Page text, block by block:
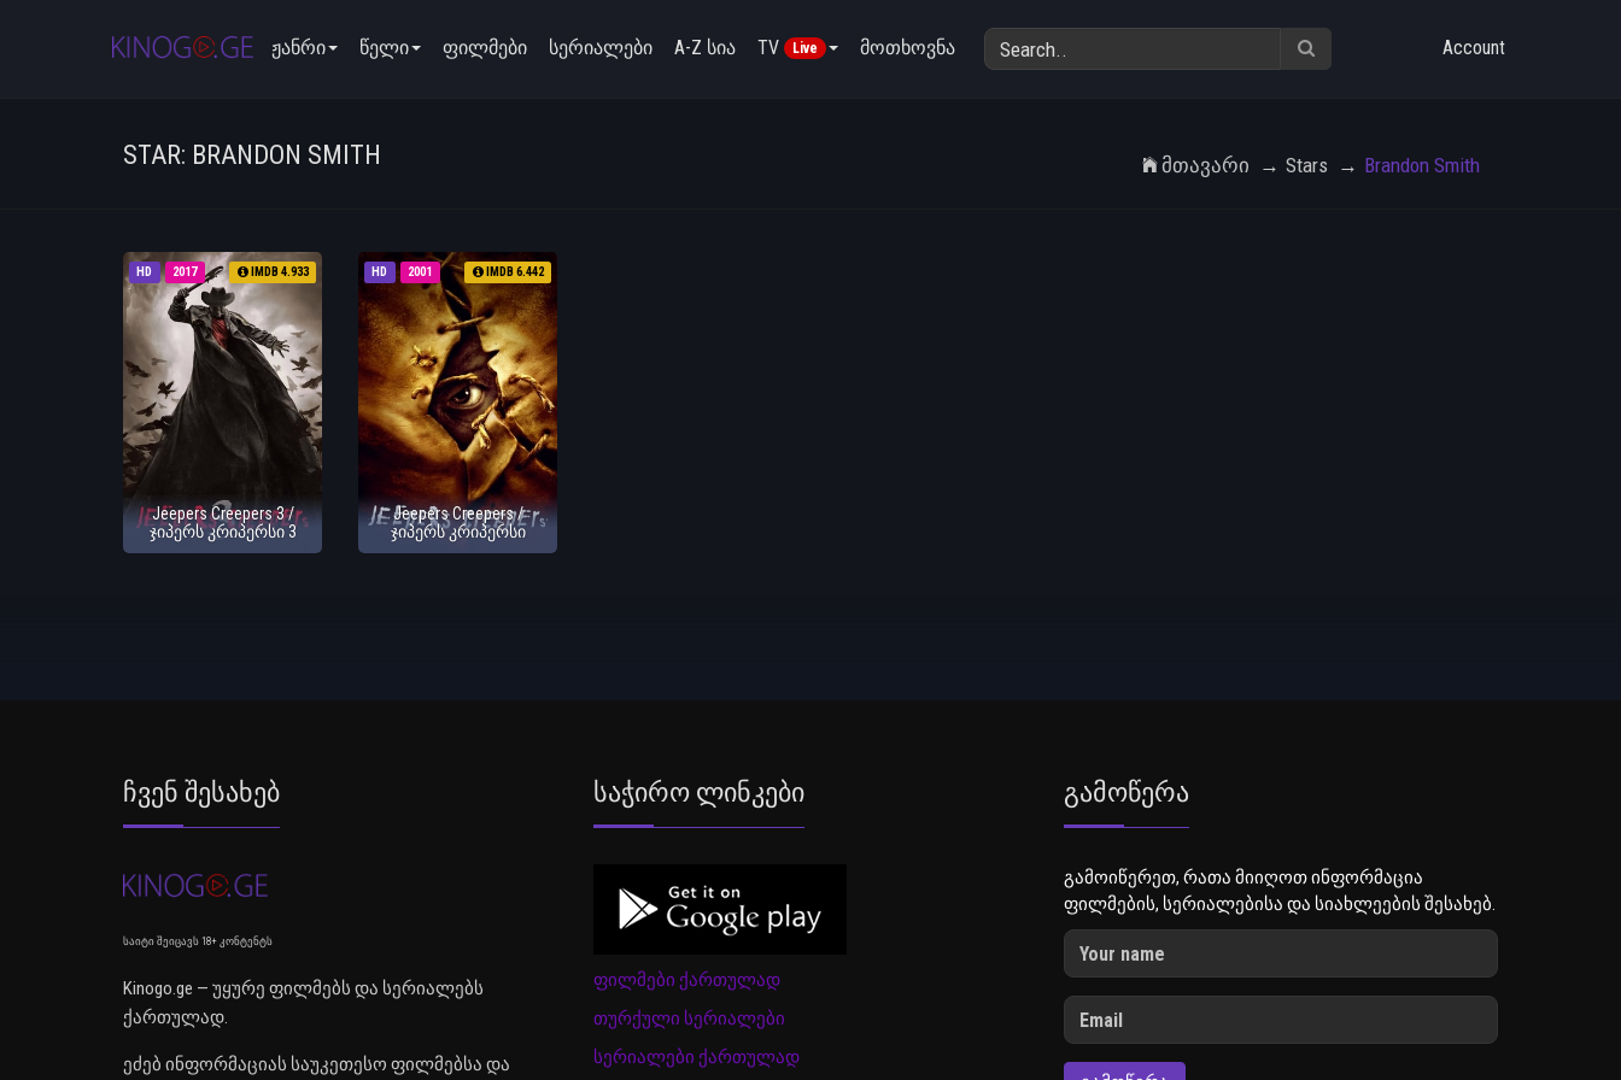
ჟანრი წელი ფილმები სერიალები A-Z სია TV Live მოთხოვნა Account
STAR: BRANDON SMITH Მთავარი Stars Brandon Smith
HD 2017 IMDB 4.933
Jeepers Creepers 3 /
ჯიპერს კრიპერსი 3
HD 2001 IMDB 6.442
Jeepers Creepers /
ჯიპერს კრიპერსი
Ჩვენ Შესახებ
საიტი შეიცავს 18+ კონტენტს
Kinogo.ge — უყურე ფილმებს და სერიალებს
ქართულად.
ეძებ ინფორმაციას საუკეთესო ფილმებსა და
Საჭირო Ლინკები
ფილმები ქართულად
თურქული სერიალები
სერიალები ქართულად
Გამოწერა
გამოიწერეთ, რათა მიიღოთ ინფორმაცია
ფილმების, სერიალებისა და სიახლეების შესახებ.